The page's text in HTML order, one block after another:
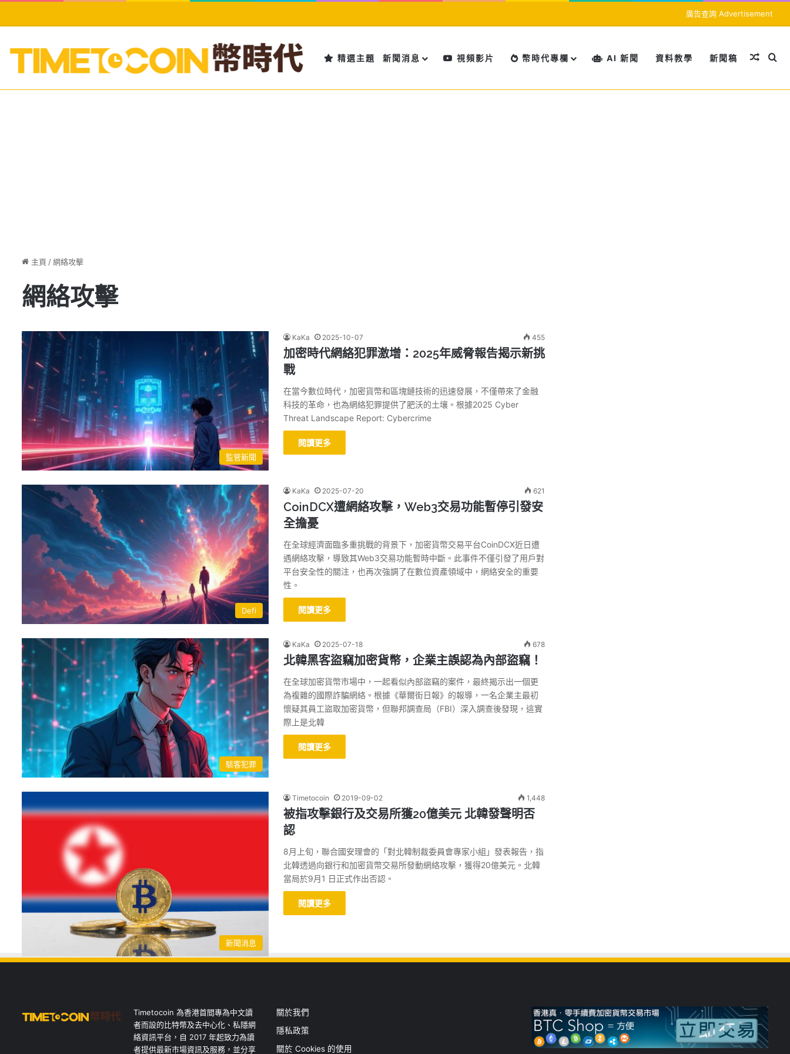
廣告查詢 Advertisement
精選主題 新聞消息 視頻影片 幣時代專欄 AI 新聞 資料教學 新聞稿 隨機文
搜
主頁 /網絡攻擊
網絡攻擊
監管新聞
KaKa 2025-10-07 455
加密時代網絡犯罪激增：2025年威脅報告揭示新挑
戰
在當今數位時代，加密貨幣和區塊鏈技術的迅速發展，不僅帶來了金融
科技的革命，也為網絡犯罪提供了肥沃的土壤。根據2025 Cyber
Threat Landscape Report: Cybercrime
閱讀更多
Defi
KaKa 2025-07-20 621
CoinDCX遭網絡攻擊，Web3交易功能暫停引發安
全擔憂
在全球經濟面臨多重挑戰的背景下，加密貨幣交易平台CoinDCX近日遭
遇網絡攻擊，導致其Web3交易功能暫時中斷。此事件不僅引發了用戶對
平台安全性的關注，也再次強調了在數位資產領域中，網絡安全的重要
性。
閱讀更多
駭客犯罪
KaKa 2025-07-18 678
北韓黑客盜竊加密貨幣，企業主誤認為內部盜竊！
在全球加密貨幣市場中，一起看似內部盜竊的案件，最終揭示出一個更
為複雜的國際詐騙網絡。根據《華爾街日報》的報導，一名企業主最初
懷疑其員工盜取加密貨幣，但聯邦調查局（FBI）深入調查後發現，這實
際上是北韓
閱讀更多
新聞消息
Timetocoin 2019-09-02 1,448
被指攻擊銀行及交易所獲20億美元 北韓發聲明否
認
8月上旬，聯合國安理會的「對北韓制裁委員會專家小組」發表報告，指
北韓透過向銀行和加密貨幣交易所發動網絡攻擊，獲得20億美元。北韓
當局於9月1 日正式作出否認。
閱讀更多
Timetocoin 為香港首間專為中文讀
者而設的比特幣及去中心化、私隱網
絡資訊平台，自 2017 年起致力為讀
者提供最新市場資訊及服務，並分享
關於我們
隱私政策
關於 Cookies 的使用